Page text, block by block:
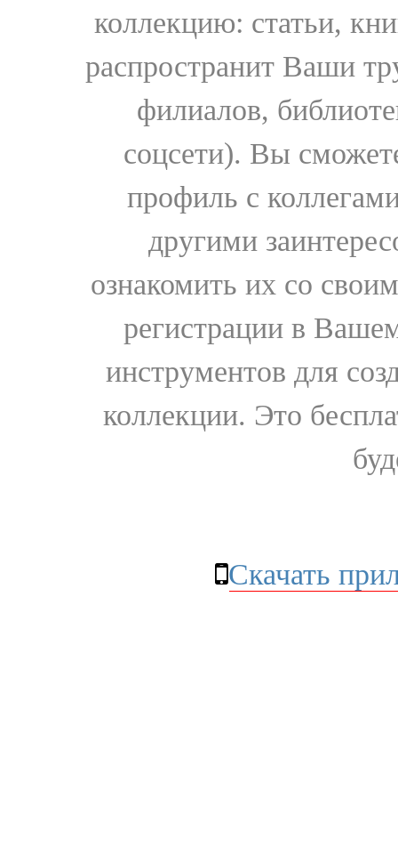
коллекцию: статьи,
распространит Ваши
филиалов,
соцсети). Вы
профиль с
другими
ознакомить их со
регистрации в
инструментов для
коллекции. Это
Скачать